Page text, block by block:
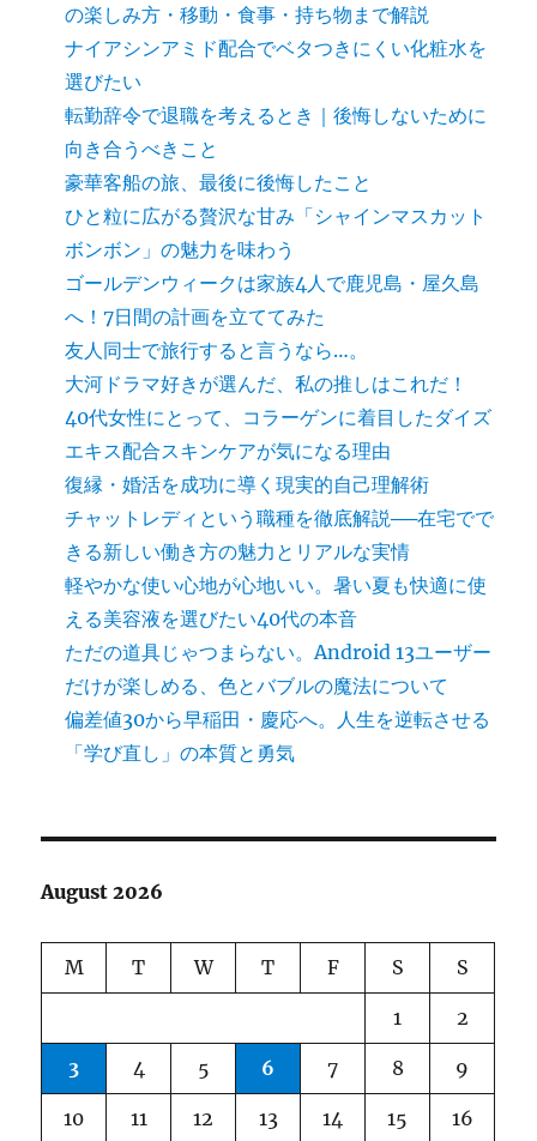
の楽しみ方・移動・食事・持ち物まで解説
ナイアシンアミド配合でベタつきにくい化粧水を
選びたい
転勤辞令で退職を考えるとき｜後悔しないために
向き合うべきこと
豪華客船の旅、最後に後悔したこと
ひと粒に広がる贅沢な甘み「シャインマスカット
ボンボン」の魅力を味わう
ゴールデンウィークは家族4人で鹿児島・屋久島
へ！7日間の計画を立ててみた
友人同士で旅行すると言うなら…。
大河ドラマ好きが選んだ、私の推しはこれだ！
40代女性にとって、コラーゲンに着目したダイズ
エキス配合スキンケアが気になる理由
復縁・婚活を成功に導く現実的自己理解術
チャットレディという職種を徹底解説──在宅でで
きる新しい働き方の魅力とリアルな実情
軽やかな使い心地が心地いい。暑い夏も快適に使
える美容液を選びたい40代の本音
ただの道具じゃつまらない。Android 13ユーザー
だけが楽しめる、色とバブルの魔法について
偏差値30から早稲田・慶応へ。人生を逆転させる
「学び直し」の本質と勇気
August 2026
M T W T F S S
1 2
3 4 5 6 7 8 9
10 11 12 13 14 15 16